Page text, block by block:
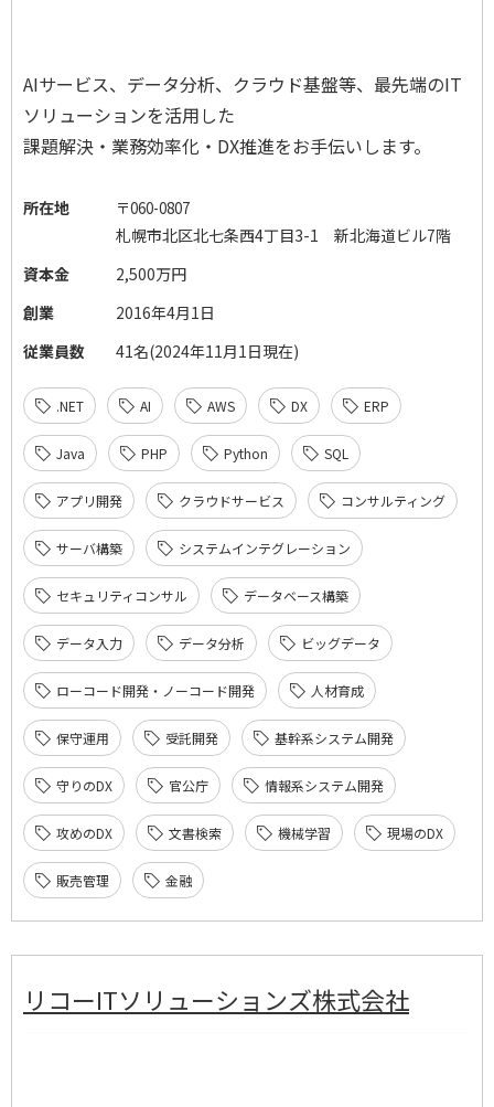
AIサービス、データ分析、クラウド基盤等、最先端のIT
ソリューションを活用した
課題解決・業務効率化・ DX推進をお手伝いします。
所在地 〒060-0807
札幌市北区北七条西4丁目3-1 新北海道ビル7階
資本金
2,500万円
創業
2016年4月1日
従業員数
41名(2024年11月1日現在)
.NET AI AWS DX ERP
Java PHP Python SQL
アプリ開発 クラウドサービス コンサルティング
サーバ構築 システムインテグレーション
セキュリティコンサル データベース構築
データ入力 データ分析 ビッグデータ
ローコード開発・ノーコード開発 人材育成
保守運用 受託開発 基幹系システム開発
守りのDX 官公庁 情報系システム開発
攻めのDX 文書検索 機械学習 現場のDX
販売管理 金融
リコーITソリューションズ株式会社